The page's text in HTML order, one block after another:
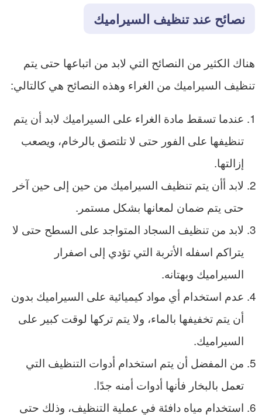
نصائح عند تنظيف السيراميك
هناك الكثير من النصائح التي لابد من اتباعها حتى يتم
تنظيف السيراميك من الغراء وهذه النصائح هي كالتالي:
عندما تسقط مادة الغراء على السيراميك لابد أن يتم
تنظيفها على الفور حتى لا تلتصق بالرخام، ويصعب
إزالتها.
لابد أأن يتم تنظيف السيراميك من حين إلى حين آخر
حتى يتم ضمان لمعانها بشكل مستمر.
لابد من تنظيف السجاد المتواجد على السطح حتى لا
يتراكم اسفله الأتربة التي تؤدي إلى اصفرار
السيراميك وبهتانه.
عدم استخدام أي مواد كيميائية على السيراميك بدون
أن يتم تخفيفها بالماء، ولا يتم تركها لوقت كبير على
السيراميك.
من المفضل أن يتم استخدام أدوات التنظيف التي
تعمل بالبخار فأنها أدوات أمنه جدًا.
استخدام مياه دافئة في عملية التنظيف، وذلك حتى